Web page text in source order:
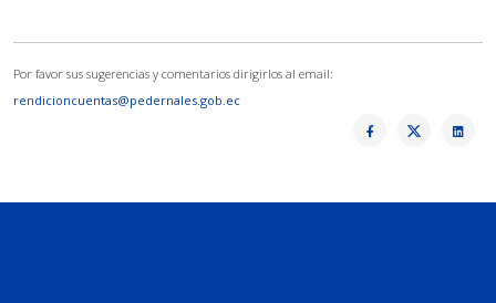
Por favor sus sugerencias y comentarios dirigirlos al email:
rendicioncuentas@pedernales.gob.ec